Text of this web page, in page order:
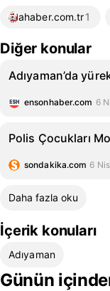
ahaber.com.tr1
Diğer konular
Adıyaman’da
ensonhaber.com 6
Polis Çocukları
sondakika.com 6
Daha fazla oku
İçerik konuları
Adıyaman
Günün